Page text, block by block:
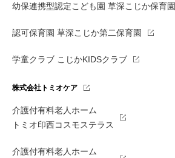
幼保連携型認定こども園 草深こじか保育園
認可保育園 草深こじか第二保育園
学童クラブ こじかKIDSクラブ
株式会社トミオケア
介護付有料老人ホーム
トミオ印西コスモステラス
介護付有料老人ホーム